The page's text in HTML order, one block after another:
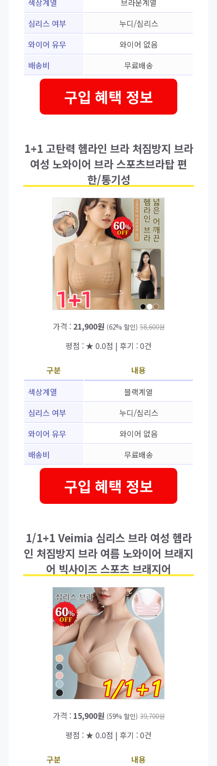
색상계열
브라운계열
심리스 여부
누디/심리스
와이어 유무
와이어 없음
배송비
무료배송
구입 혜택 정보
1+1 고탄력 헴라인 브라 처짐방지 브라
여성 노와이어 브라 스포츠브라탑 편
한/통기성
가격 : 21,900원 (62% 할인) 58,600원
평점 : ★ 0.0점 | 후기 : 0건
구분
내용
색상계열
블랙계열
심리스 여부
누디/심리스
와이어 유무
와이어 없음
배송비
무료배송
구입 혜택 정보
1/1+1 Veimia 심리스 브라 여성 헴라
인 처짐방지 브라 여름 노와이어 브래지
어 빅사이즈 스포츠 브래지어
가격 : 15,900원 (59% 할인) 39,700원
평점 : ★ 0.0점 | 후기 : 0건
구분
내용